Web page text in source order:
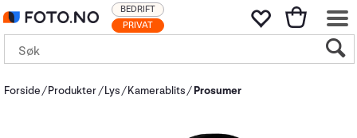
PRIVAT
BEDRIFT
Forside Produkter Lys Kamerablits Prosumer